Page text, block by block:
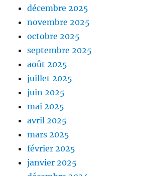
décembre 2025
novembre 2025
octobre 2025
septembre 2025
août 2025
juillet 2025
juin 2025
mai 2025
avril 2025
mars 2025
février 2025
janvier 2025